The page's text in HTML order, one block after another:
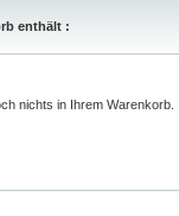
enthält :
nichts in Ihrem Warenkorb.